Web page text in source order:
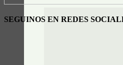
SEGUINOS EN REDES